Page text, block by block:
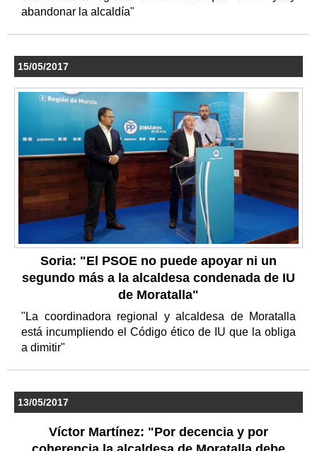
abandonar la alcaldía"
15/05/2017
Soria: "El PSOE no puede apoyar ni un
segundo más a la alcaldesa condenada de IU
de Moratalla"
"La coordinadora regional y alcaldesa de Moratalla
está incumpliendo el Código ético de IU que la obliga
a dimitir"
13/05/2017
Víctor Martínez: "Por decencia y por